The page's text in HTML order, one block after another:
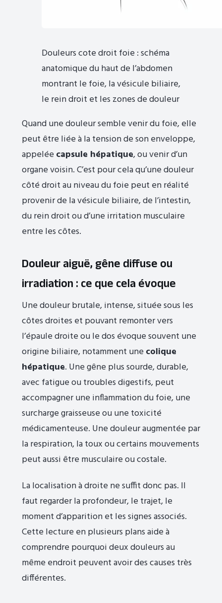
Douleurs cote droit foie : schéma
anatomique du haut de l’abdomen
montrant le foie, la vésicule biliaire,
le rein droit et les zones de douleur
Quand une douleur semble venir du foie, elle
peut être liée à la tension de son enveloppe,
appelée capsule hépatique, ou venir d’un
organe voisin. C’est pour cela qu’une douleur
côté droit au niveau du foie peut en réalité
provenir de la vésicule biliaire, de l’intestin,
du rein droit ou d’une irritation musculaire
entre les côtes.
Douleur aiguë, gêne diffuse ou
irradiation : ce que cela évoque
Une douleur brutale, intense, située sous les
côtes droites et pouvant remonter vers
l’épaule droite ou le dos évoque souvent une
origine biliaire, notamment une colique
hépatique. Une gêne plus sourde, durable,
avec fatigue ou troubles digestifs, peut
accompagner une inflammation du foie, une
surcharge graisseuse ou une toxicité
médicamenteuse. Une douleur augmentée par
la respiration, la toux ou certains mouvements
peut aussi être musculaire ou costale.
La localisation à droite ne suffit donc pas. Il
faut regarder la profondeur, le trajet, le
moment d’apparition et les signes associés.
Cette lecture en plusieurs plans aide à
comprendre pourquoi deux douleurs au
même endroit peuvent avoir des causes très
différentes.